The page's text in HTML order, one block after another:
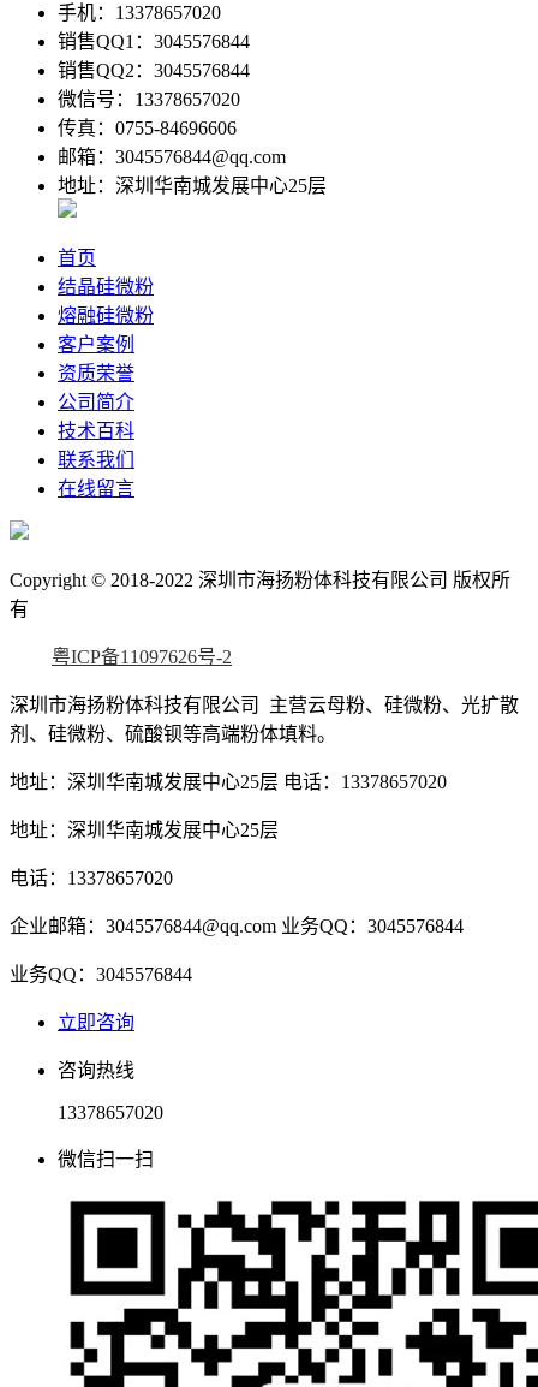
手机：13378657020
销售QQ1：3045576844
销售QQ2：3045576844
微信号：13378657020
传真：0755-84696606
邮箱：3045576844@qq.com
地址：深圳华南城发展中心25层
首页
结晶硅微粉
熔融硅微粉
客户案例
资质荣誉
公司简介
技术百科
联系我们
在线留言
Copyright © 2018-2022 深圳市海扬粉体科技有限公司 版权所
有
粤ICP备11097626号-2
深圳市海扬粉体科技有限公司 主营云母粉、硅微粉、光扩散
剂、硅微粉、硫酸钡等高端粉体填料。
地址：深圳华南城发展中心25层 电话：13378657020
地址：深圳华南城发展中心25层
电话：13378657020
企业邮箱：3045576844@qq.com 业务QQ：3045576844
业务QQ：3045576844
立即咨询
咨询热线
13378657020
微信扫一扫